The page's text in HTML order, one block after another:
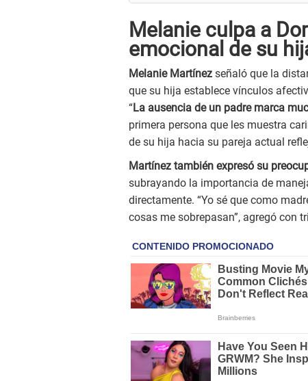
Melanie culpa a
emocional de su
Melanie Martínez señaló que la
que su hija establece vínculos
“La ausencia de un padre marca
primera persona que les muestra
de su hija hacia su pareja actual
Martínez también expresó su
subrayando la importancia de
directamente. “Yo sé que como
cosas me sobrepasan”, agregó con